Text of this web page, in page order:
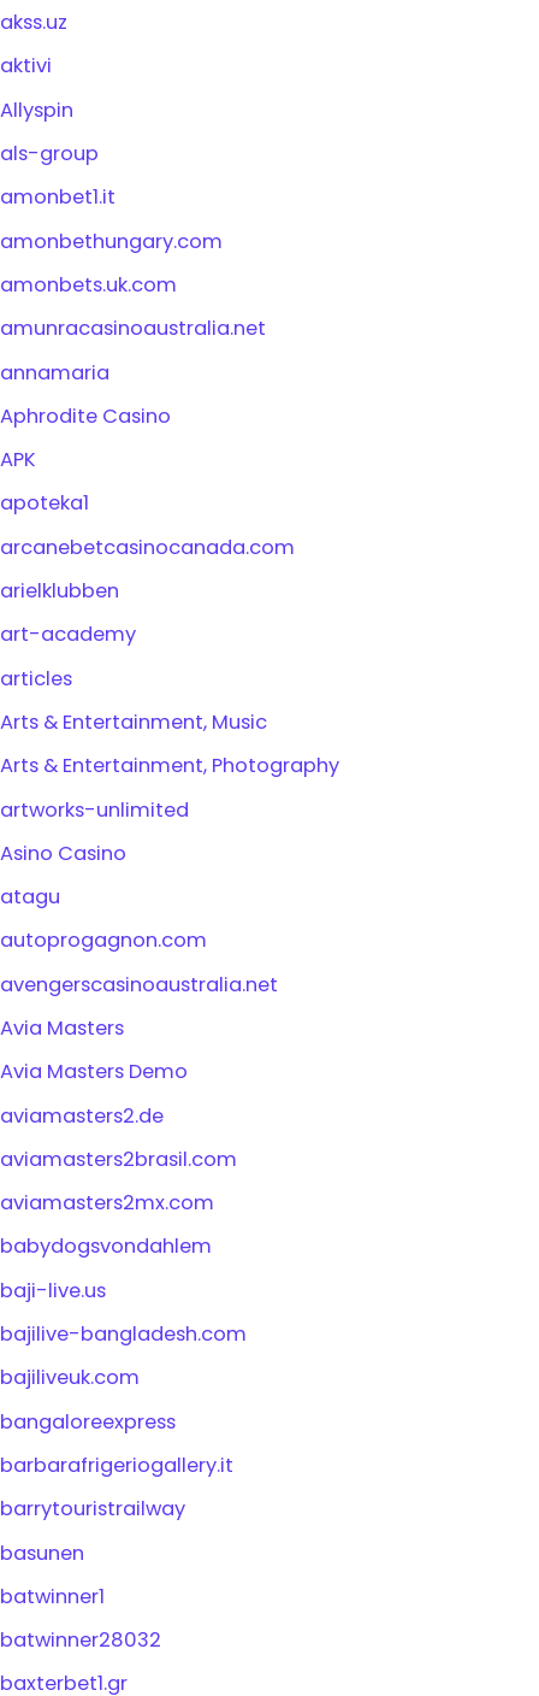
akss.uz
aktivi
Allyspin
als-group
amonbet1.it
amonbethungary.com
amonbets.uk.com
amunracasinoaustralia.net
annamaria
Aphrodite Casino
APK
apoteka1
arcanebetcasinocanada.com
arielklubben
art-academy
articles
Arts & Entertainment, Music
Arts & Entertainment, Photography
artworks-unlimited
Asino Casino
atagu
autoprogagnon.com
avengerscasinoaustralia.net
Avia Masters
Avia Masters Demo
aviamasters2.de
aviamasters2brasil.com
aviamasters2mx.com
babydogsvondahlem
baji-live.us
bajilive-bangladesh.com
bajiliveuk.com
bangaloreexpress
barbarafrigeriogallery.it
barrytouristrailway
basunen
batwinner1
batwinner28032
baxterbet1.gr